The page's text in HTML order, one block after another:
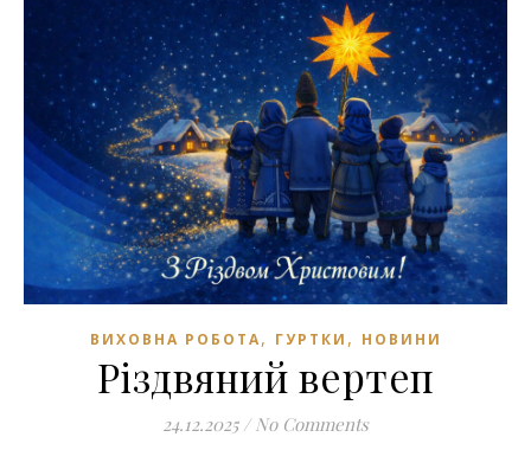
ВИХОВНА РОБОТА, ГУРТКИ , НОВИНИ
Різдвяний вертеп
24.12.2025 / No Comments